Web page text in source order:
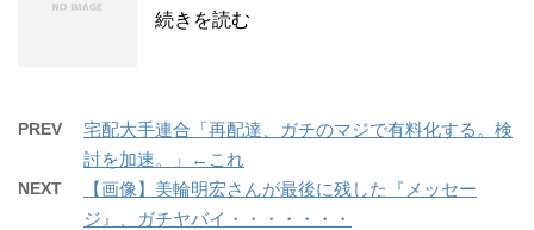
続きを読む
PREV
宅配大手連合「再配達、ガチのマジで有料化する。検
討を加速。」←これ
NEXT
【画像】美輪明宏さんが最後に残した『メッセー
ジ』、ガチヤバイ・・・・・・・